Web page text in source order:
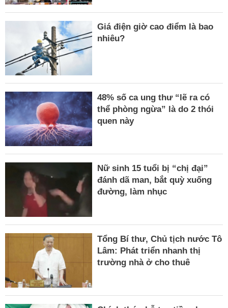
Giá điện giờ cao điểm là bao
nhiêu?
48% số ca ung thư “lẽ ra có
thể phòng ngừa” là do 2 thói
quen này
Nữ sinh 15 tuổi bị “chị đại”
đánh dã man, bắt quỳ xuống
đường, làm nhục
Tổng Bí thư, Chủ tịch nước Tô
Lâm: Phát triển nhanh thị
trường nhà ở cho thuê